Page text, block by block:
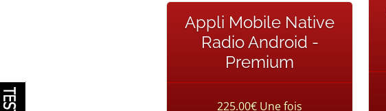
Appli Mobile Native
Radio Android -
Premium
225.00€ Une fois